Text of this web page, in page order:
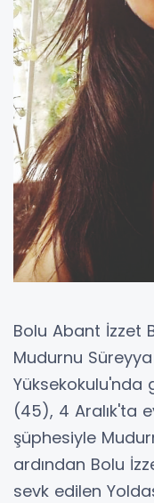
Bolu Abant İzzet
Mudurnu
Yüksekokulu'nda
(45), 4 Aralık'ta
şüphesiyle
ardından Bolu
sevk edilen